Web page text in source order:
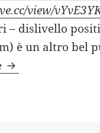
view/
– dislivello
è un altro bel
MONTE LA